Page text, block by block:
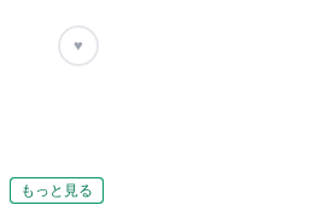
もっと見る
もっと見る
もっと見る
もっと見る
もっと見る
♥